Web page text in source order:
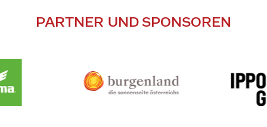
PARTNER UND SPONSOREN